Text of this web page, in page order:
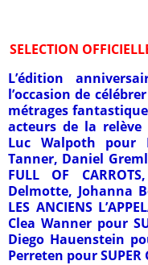
SELECTION
L’édition
l’occasion de
métrages
acteurs de la relève
Luc Walpoth pour
Tanner, Daniel
FULL OF
Delmotte, Johanna
LES ANCIENS
Clea Wanner pour
Diego Hauenstein
Perreten pour SUPER